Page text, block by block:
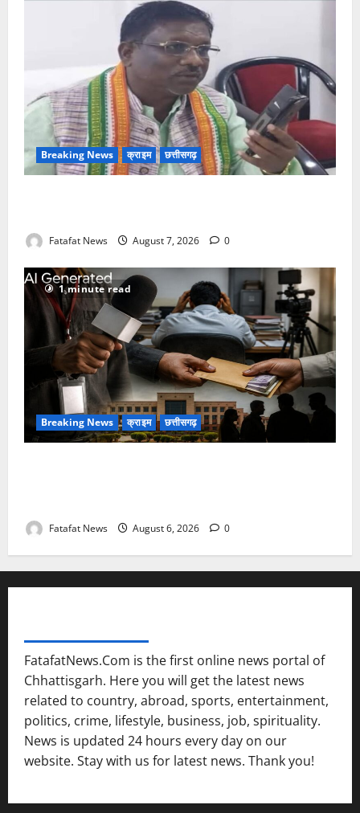
Breaking News क्राइम छत्तीसगढ़
Fatafat News August 7, 2026 0
1 minute read
Breaking News क्राइम छत्तीसगढ़
Fatafat News August 6, 2026 0
FatafatNews.Com is the first online news portal of
Chhattisgarh. Here you will get the latest news
related to country, abroad, sports, entertainment,
politics, crime, lifestyle, business, job, spirituality.
News is updated 24 hours every day on our
website. Stay with us for latest news. Thank you!